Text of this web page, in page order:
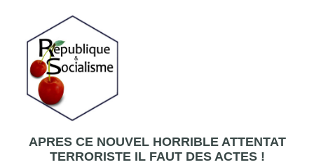
APRES CE NOUVEL HORRIBLE ATTENTAT
TERRORISTE IL FAUT DES ACTES !